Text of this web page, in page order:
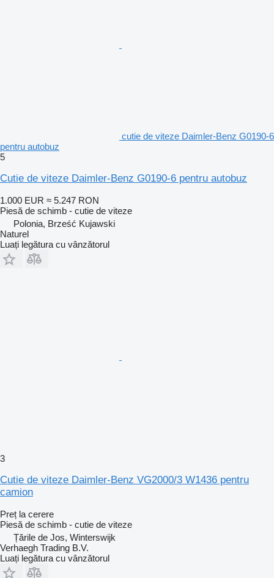
cutie de viteze Daimler-Benz G0190-6
pentru autobuz
5
Cutie de viteze Daimler-Benz G0190-6 pentru autobuz
1.000 EUR ≈ 5.247 RON
Piesă de schimb - cutie de viteze
Polonia, Brześć Kujawski
Naturel
Luați legătura cu vânzătorul
3
Cutie de viteze Daimler-Benz VG2000/3 W1436 pentru
camion
Preț la cerere
Piesă de schimb - cutie de viteze
Țările de Jos, Winterswijk
Verhaegh Trading B.V.
Luați legătura cu vânzătorul